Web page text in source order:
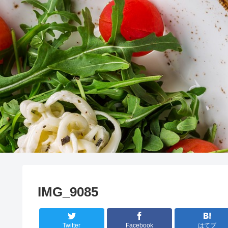
IMG_9085
Twitter Facebook はてブ